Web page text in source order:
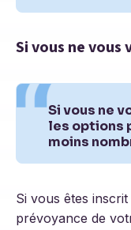
Si vous ne vous
Si vous ne
les options
moins
Si vous êtes
prévoyance de